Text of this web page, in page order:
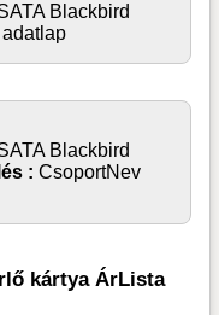
Blackbird
Blackbird
: CsoportNev
kártya ÁrLista